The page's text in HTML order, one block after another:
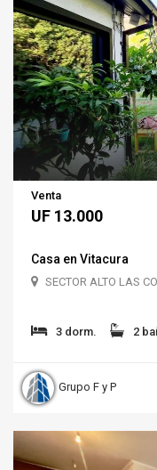
Venta
UF 13.000
Casa en Vitacura
SECTOR ALTO LAS
3 dorm. 2
Grupo F y P